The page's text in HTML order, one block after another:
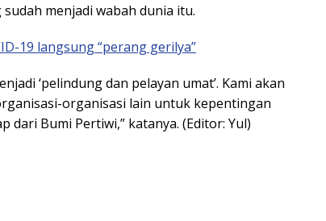
menjadi wabah dunia itu.
19 langsung “perang gerilya”
‘pelindung dan pelayan umat’. Kami akan
organisasi lain untuk kepentingan
dari Bumi Pertiwi,” katanya. (Editor: Yul)